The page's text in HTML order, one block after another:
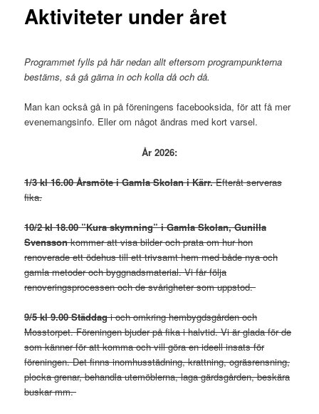
Aktiviteter under året
Programmet fylls på här nedan allt eftersom programpunkterna
bestäms, så gå gärna in och kolla då och då.
Man kan också gå in på föreningens facebooksida, för att få mer
evenemangsinfo. Eller om något ändras med kort varsel.
År 2026:
1/3 kl 16.00 Årsmöte i Gamla Skolan i Kärr.Efteråt serveras
fika.
10/2 kl 18.00 ”Kura skymning” i Gamla Skolan, Gunilla
Svenssonkommer att visa bilder och prata om hur hon
renoverade ett ödehus till ett trivsamt hem med både nya och
gamla metoder och byggnadsmaterial. Vi får följa
renoveringsprocessen och de svårigheter som uppstod.
9/5 kl 9.00 Städdagi och omkring hembygdsgården och
Mosstorpet. Föreningen bjuder på fika i halvtid. Vi är glada för de
som känner för att komma och vill göra en ideell insats för
föreningen. Det finns inomhusstädning, krattning, ogräsrensning,
plocka grenar, behandla utemöblerna, laga gärdsgården, beskära
buskar mm.